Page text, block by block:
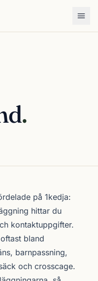
.
på 1kedja:
hittar du
kontaktuppgifter.
bland
barnpassning,
och crosscage.